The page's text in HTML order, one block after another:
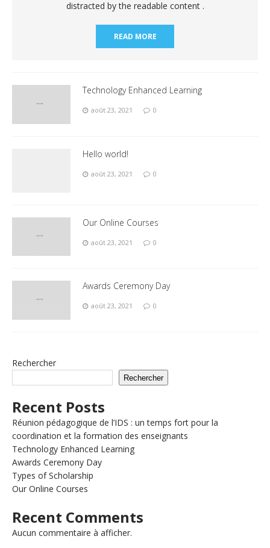
distracted by the readable content .
READ MORE
Technology Enhanced Learning
août 23, 2021 0
Hello world!
août 23, 2021 0
Our Online Courses
août 23, 2021 0
Awards Ceremony Day
août 23, 2021 0
Rechercher
Rechercher
Recent Posts
Réunion pédagogique de l’IDS : un temps fort pour la
coordination et la formation des enseignants
Technology Enhanced Learning
Awards Ceremony Day
Types of Scholarship
Our Online Courses
Recent Comments
Aucun commentaire à afficher.